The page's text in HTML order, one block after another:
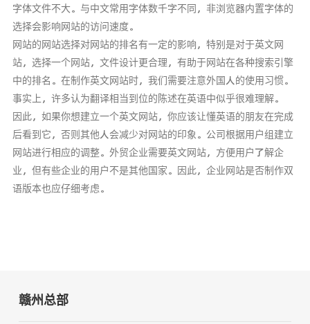
字体文件不大。与中文常用字体数千字不同，非浏览器内置字体的
选择会影响网站的访问速度。
网站的网站选择对网站的排名有一定的影响，特别是对于英文网
站，选择一个网站，文件设计更合理，有助于网站在各种搜索引擎
中的排名。在制作英文网站时，我们需要注意外国人的使用习惯。
事实上，许多认为翻译相当到位的陈述在英语中似乎很难理解。
因此，如果你想建立一个英文网站，你应该让懂英语的朋友在完成
后看到它，否则其他人会减少对网站的印象。公司根据用户组建立
网站进行相应的调整。外贸企业需要英文网站，方便用户了解企
业，但有些企业的用户不是其他国家。因此，企业网站是否制作双
语版本也应仔细考虑。
赣州总部